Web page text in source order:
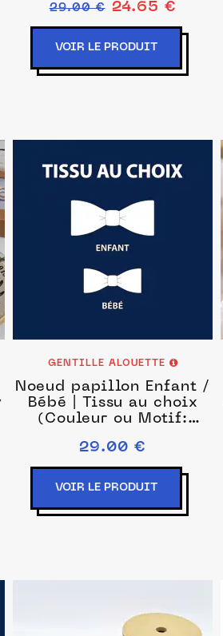
29.00 € 24.65 €
VOIR LE PRODUIT
GENTILLE ALOUETTE
Noeud papillon Enfant /
Bébé | Tissu au choix
(Couleur ou Motif:
Dimensions: Bébé : 0 - 1
ans)
29.00 €
VOIR LE PRODUIT